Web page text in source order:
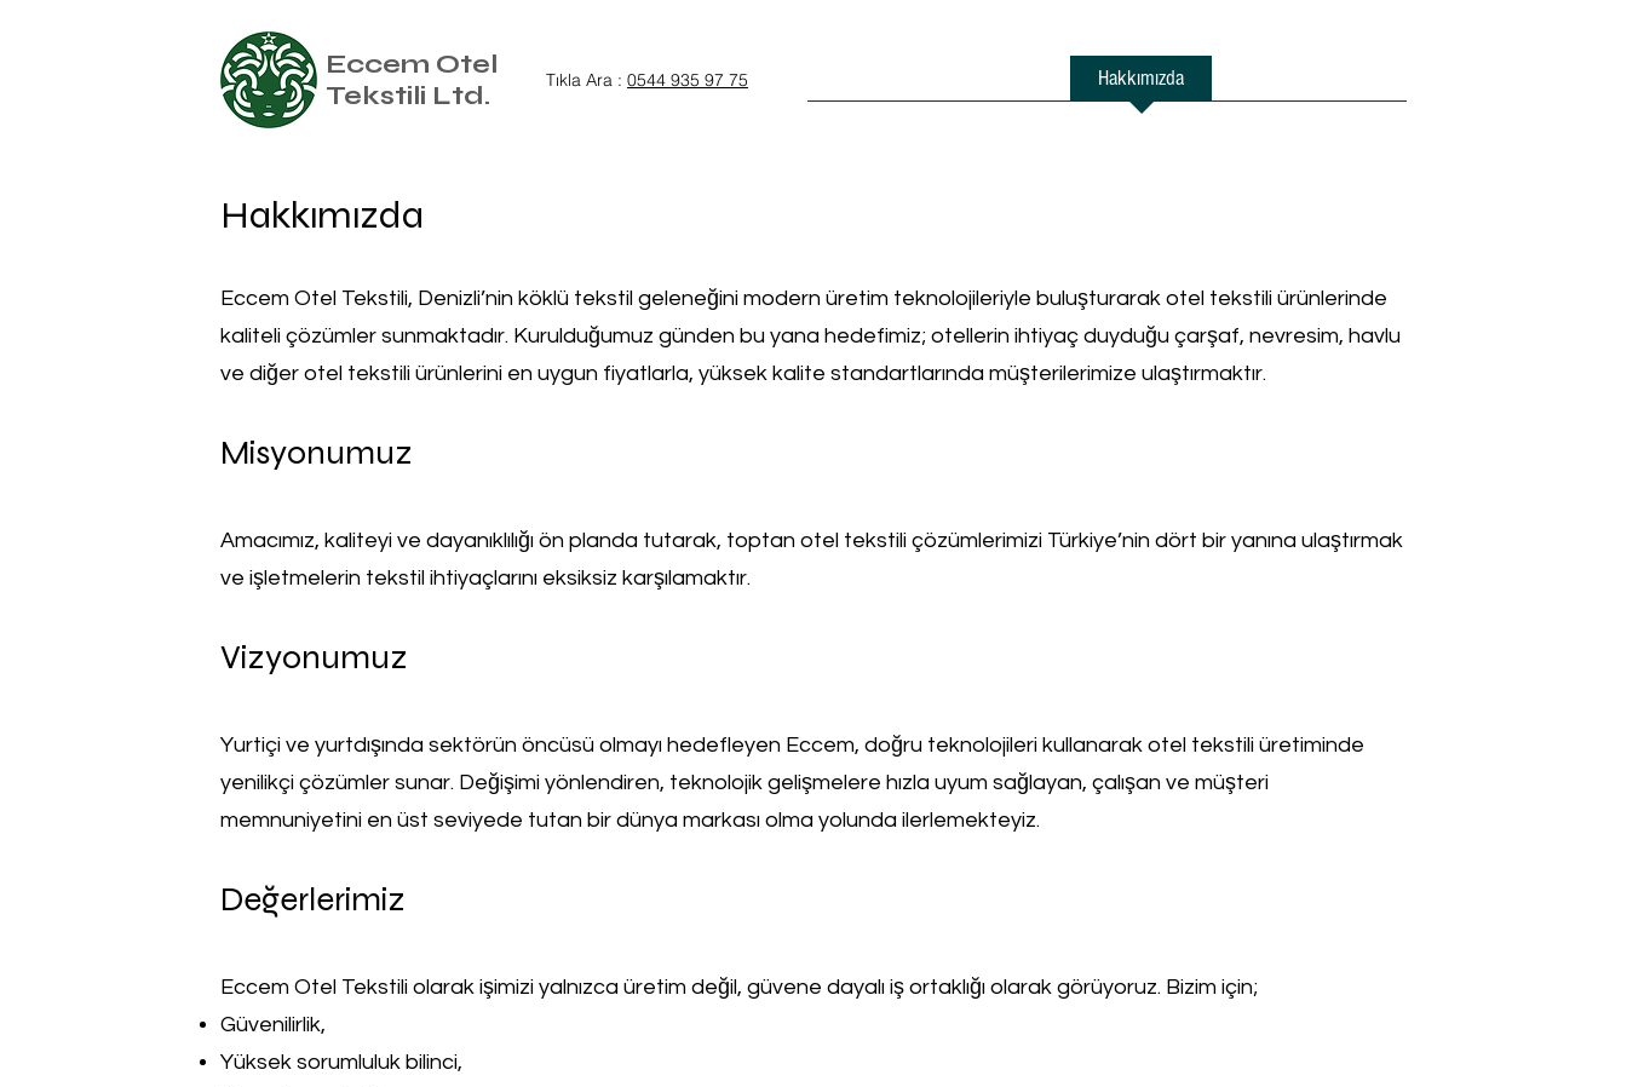
Eccem Otel
Tekstili Ltd.
Tıkla Ara : 0544 935 97 75 Hakkımızda
Hakkımızda
Eccem Otel Tekstili, Denizli’nin köklü tekstil geleneğini modern üretim teknolojileriyle buluşturarak otel tekstili ürünlerinde
kaliteli çözümler sunmaktadır. Kurulduğumuz günden bu yana hedefimiz; otellerin ihtiyaç duyduğu çarşaf, nevresim, havlu
ve diğer otel tekstili ürünlerini en uygun fiyatlarla, yüksek kalite standartlarında müşterilerimize ulaştırmaktır.
Misyonumuz
Amacımız, kaliteyi ve dayanıklılığı ön planda tutarak, toptan otel tekstili çözümlerimizi Türkiye’nin dört bir yanına ulaştırmak
ve işletmelerin tekstil ihtiyaçlarını eksiksiz karşılamaktır.
Vizyonumuz
Yurtiçi ve yurtdışında sektörün öncüsü olmayı hedefleyen Eccem, doğru teknolojileri kullanarak otel tekstili üretiminde
yenilikçi çözümler sunar. Değişimi yönlendiren, teknolojik gelişmelere hızla uyum sağlayan, çalışan ve müşteri
memnuniyetini en üst seviyede tutan bir dünya markası olma yolunda ilerlemekteyiz.
Değerlerimiz
Eccem Otel Tekstili olarak işimizi yalnızca üretim değil, güvene dayalı iş ortaklığı olarak görüyoruz. Bizim için;
Güvenilirlik,
Yüksek sorumluluk bilinci,